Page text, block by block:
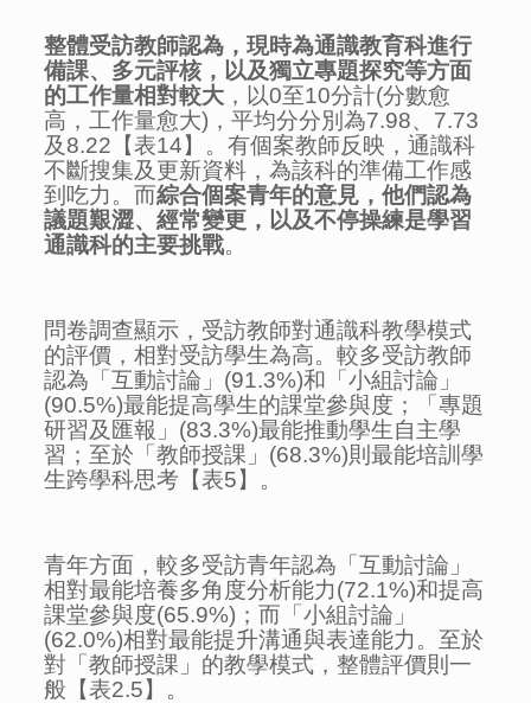
整體受訪教師認為，現時為通識教育科進行
備課、多元評核，以及獨立專題探究等方面
的工作量相對較大 ，以0至10分計(分數愈
高，工作量愈大)，平均分分別為7.98、7.73
及8.22【表14】。有個案教師反映，通識科
不斷搜集及更新資料，為該科的準備工作感
到吃力。而綜合個案青年的意見，他們認為
議題艱澀、經常變更，以及不停操練是學習
通識科的主要挑戰。
問卷調查顯示，受訪教師對通識科教學模式
的評價，相對受訪學生為高。較多受訪教師
認為「互動討論」(91.3%)和「小組討論」
(90.5%)最能提高學生的課堂參與度；「專題
研習及匯報」(83.3%)最能推動學生自主學
習；至於「教師授課」(68.3%)則最能培訓學
生跨學科思考【表5】。
青年方面，較多受訪青年認為「互動討論」
相對最能培養多角度分析能力(72.1%)和提高
課堂參與度(65.9%)；而「小組討論」
(62.0%)相對最能提升溝通與表達能力。至於
對「教師授課」的教學模式，整體評價則一
般【表2.5】。